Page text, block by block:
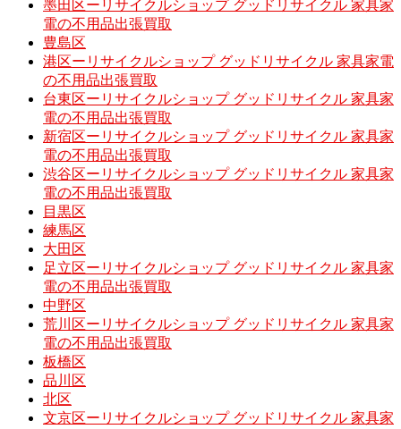
墨田区ーリサイクルショップ グッドリサイクル 家具家
電の不用品出張買取
豊島区
港区ーリサイクルショップ グッドリサイクル 家具家電
の不用品出張買取
台東区ーリサイクルショップ グッドリサイクル 家具家
電の不用品出張買取
新宿区ーリサイクルショップ グッドリサイクル 家具家
電の不用品出張買取
渋谷区ーリサイクルショップ グッドリサイクル 家具家
電の不用品出張買取
目黒区
練馬区
大田区
足立区ーリサイクルショップ グッドリサイクル 家具家
電の不用品出張買取
中野区
荒川区ーリサイクルショップ グッドリサイクル 家具家
電の不用品出張買取
板橋区
品川区
北区
文京区ーリサイクルショップ グッドリサイクル 家具家